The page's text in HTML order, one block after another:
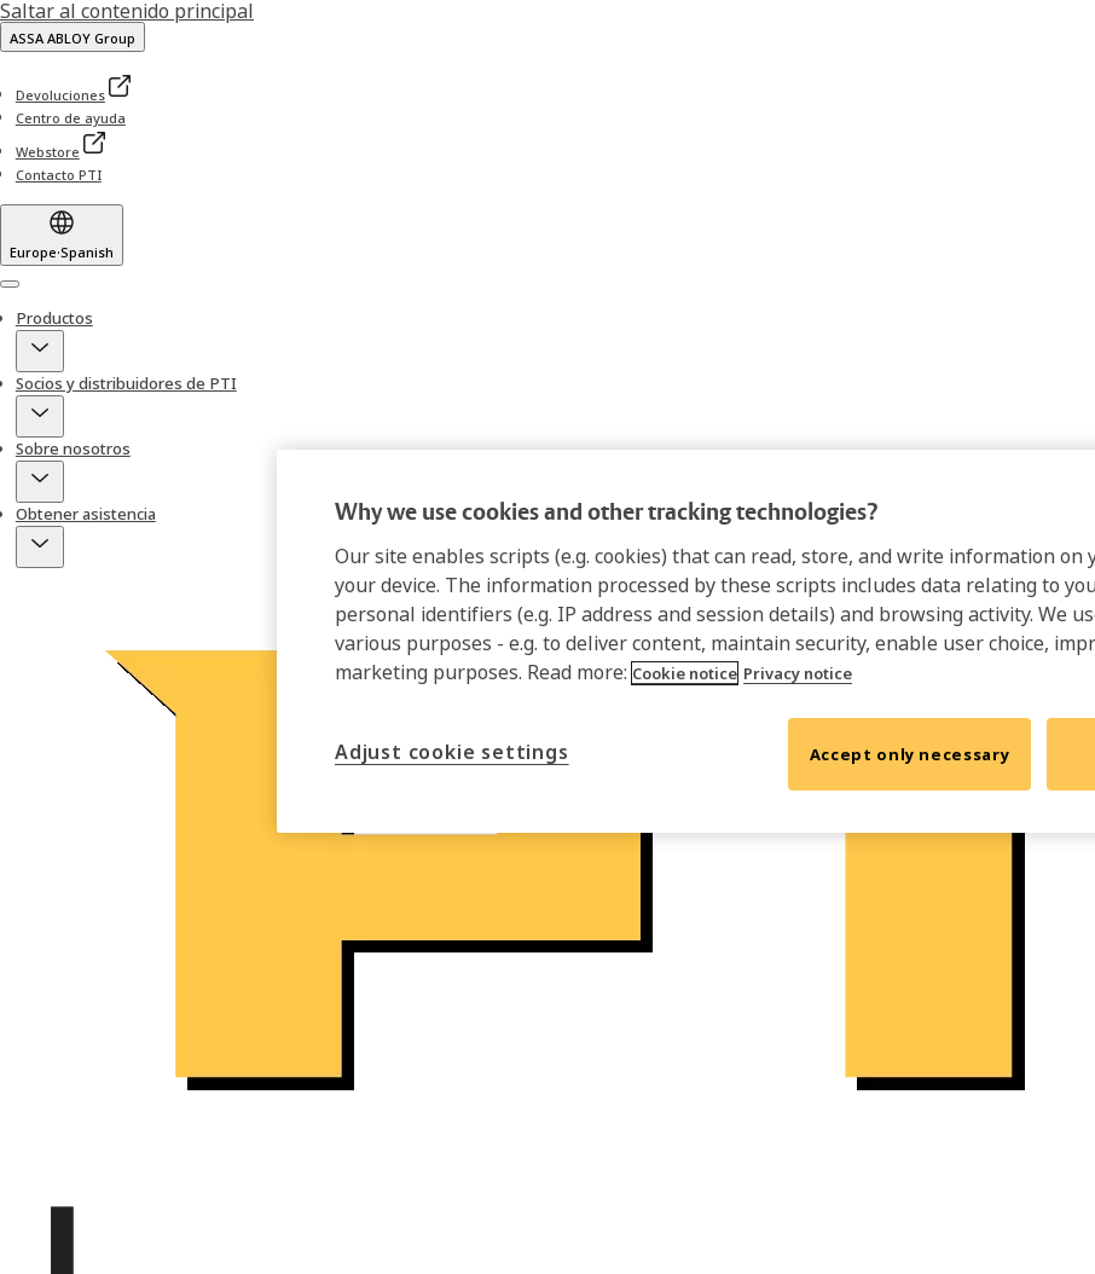
Saltar al contenido principal
ASSA ABLOY Group
Devoluciones
Centro de ayuda
Webstore
Contacto PTI
Europe·Spanish
Menu
Productos
Socios y distribuidores de PTI
Sobre nosotros
Obtener asistencia Why we use cookies and other tracking technologies?
Our site enables scripts (e.g. cookies) that can read, store, and write information on
your device. The information processed by these scripts includes data relating to
personal identifiers (e.g. IP address and session details) and browsing activity. We
various purposes - e.g. to deliver content, maintain security, enable user choice,
marketing purposes. Read more: Cookie notice Privacy notice
Adjust cookie settings Accept only necessary